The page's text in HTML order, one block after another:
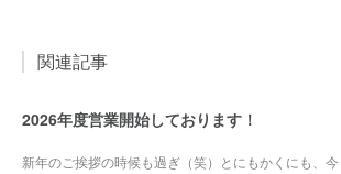
関連記事
2026年度営業開始しております！
新年のご挨拶の時候も過ぎ（笑）とにもかくにも、今